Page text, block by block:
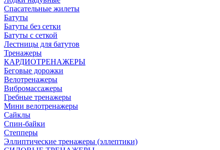
Спасательные жилеты
Батуты
Батуты без сетки
Батуты с сеткой
Лестницы для батутов
Тренажеры
КАРДИОТРЕНАЖЕРЫ
Беговые дорожки
Велотренажеры
Вибромассажеры
Гребные тренажеры
Мини велотренажеры
Сайклы
Спин-байки
Степперы
Эллиптические тренажеры (эллептики)